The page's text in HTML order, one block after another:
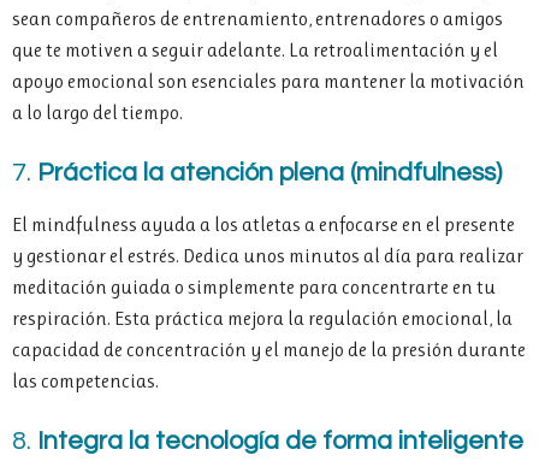
sean compañeros de entrenamiento, entrenadores o amigos
que te motiven a seguir adelante. La retroalimentación y el
apoyo emocional son esenciales para mantener la motivación
a lo largo del tiempo.
7. Práctica la atención plena (mindfulness)
El mindfulness ayuda a los atletas a enfocarse en el presente
y gestionar el estrés. Dedica unos minutos al día para realizar
meditación guiada o simplemente para concentrarte en tu
respiración. Esta práctica mejora la regulación emocional, la
capacidad de concentración y el manejo de la presión durante
las competencias.
8. Integra la tecnología de forma inteligente